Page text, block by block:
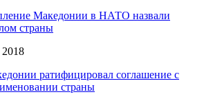
Македонии в НАТО назвали
страны
ратифицировал соглашение с
страны